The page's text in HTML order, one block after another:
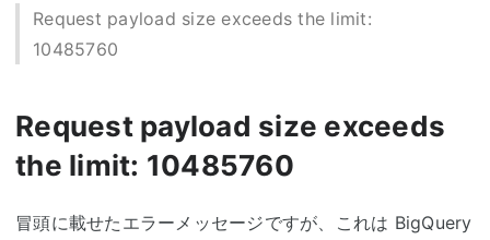
Request payload size exceeds the limit:
10485760
Request payload size exceeds
the limit: 10485760
冒頭に載せたエラーメッセージですが、これは BigQuery